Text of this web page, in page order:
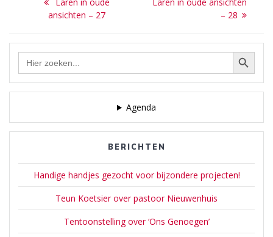
navigatie
post:
ansichten – 27
– 28
Zoek Zoekknop
Agenda
BERICHTEN
Handige handjes gezocht voor bijzondere projecten!
Teun Koetsier over pastoor Nieuwenhuis
Tentoonstelling over ‘Ons Genoegen’